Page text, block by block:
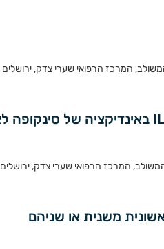
המרכז הרפואי שערי צדק, ירושלים
המרכז הרפואי שערי צדק, ירושלים
משנית או שניהם